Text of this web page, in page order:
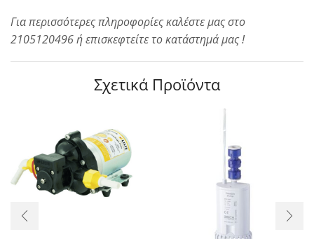
Για περισσότερες πληροφορίες καλέστε μας στο
2105120496 ή επισκεφτείτε το κατάστημά μας !
Σχετικά Προϊόντα